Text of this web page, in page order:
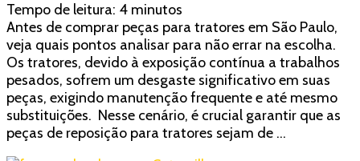
para
tratores
em
São
Paulo:
aprenda
a
não
Tempo de leitura: 4 minutos
Antes de comprar peças para tratores em São Paulo,
veja quais pontos analisar para não errar na escolha.
Os tratores, devido à exposição contínua a trabalhos
pesados, sofrem um desgaste significativo em suas
peças, exigindo manutenção frequente e até mesmo
substituições. Nesse cenário, é crucial garantir que as
peças de reposição para tratores sejam de …